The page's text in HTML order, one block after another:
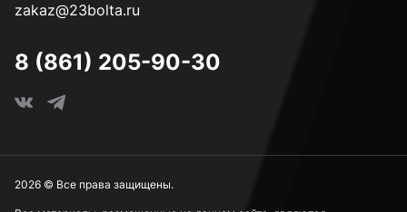
zakaz@23bolta.ru
8 (861) 205-90-30
2026 © Все права защищены.